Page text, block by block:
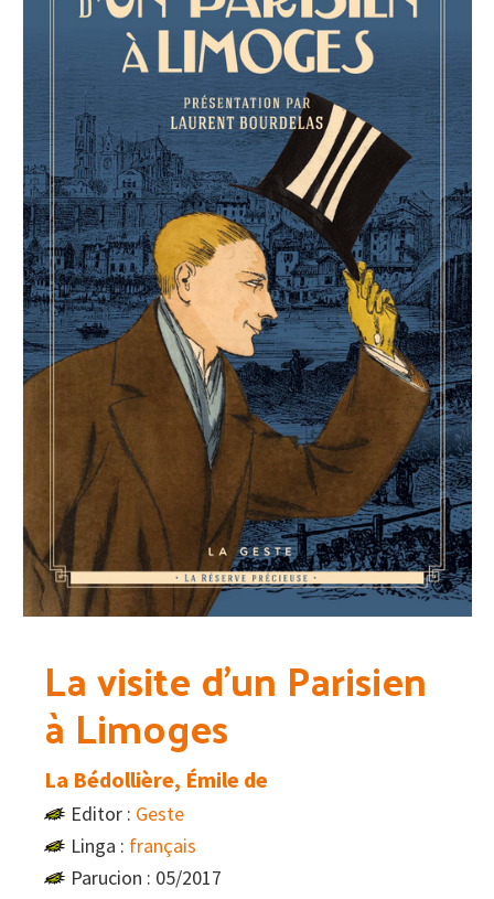
La visite d’un Parisien
à Limoges
La Bédollière, Émile de
Editor : Geste
Linga : français
Parucion : 05/2017